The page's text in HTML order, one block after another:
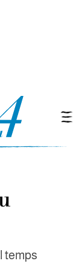
temps